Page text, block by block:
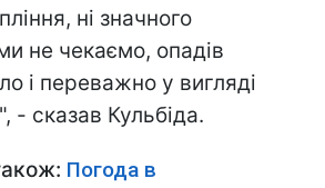
ні значного
не чекаємо, опадів
і переважно у вигляді
- сказав Кульбіда.
Погода в